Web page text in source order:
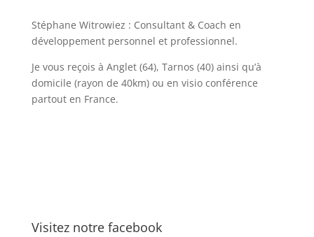
Stéphane Witrowiez : Consultant & Coach en
développement personnel et professionnel.
Je vous reçois à Anglet (64), Tarnos (40) ainsi qu’à
domicile (rayon de 40km) ou en visio conférence
partout en France.
Visitez notre facebook